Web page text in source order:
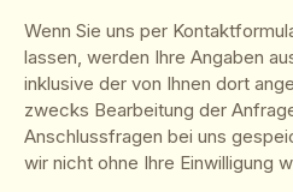
Wenn Sie uns per
lassen, werden Ihre Angaben
inklusive der von Ihnen dort
zwecks Bearbeitung der
Anschlussfragen bei uns
wir nicht ohne Ihre Einwilligung